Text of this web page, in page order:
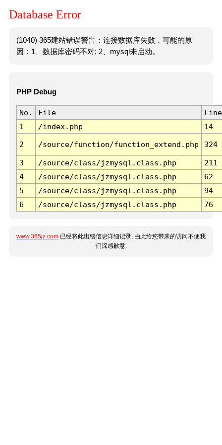
Database Error
(1040) 365建站错误警告：连接数据库失败，可能的原
因：1、数据库密码不对; 2、mysql未启动。
PHP Debug
No. File
Line
1
/index.php 14
2 /source/function/function_extend.php 324
3 /source/class/jzmysql.class.php
211
4
/source/class/jzmysql.class.php
62
5
/source/class/jzmysql.class.php
94
6
/source/class/jzmysql.class.php 76
www.365jz.com 已经将此出错信息详细记录, 由此给您带来的访问不便我
们深感歉意.